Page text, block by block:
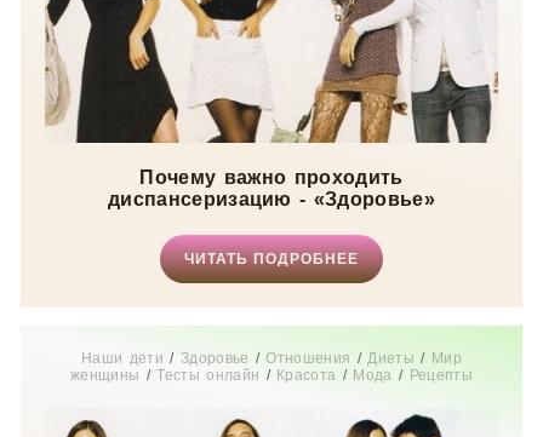
Почему важно проходить
диспансеризацию - «Здоровье»
ЧИТАТЬ ПОДРОБНЕЕ
Наши дети / Здоровье /Отношения /Диеты / Мир
женщины /Тесты онлайн / Красота / Мода / Рецепты